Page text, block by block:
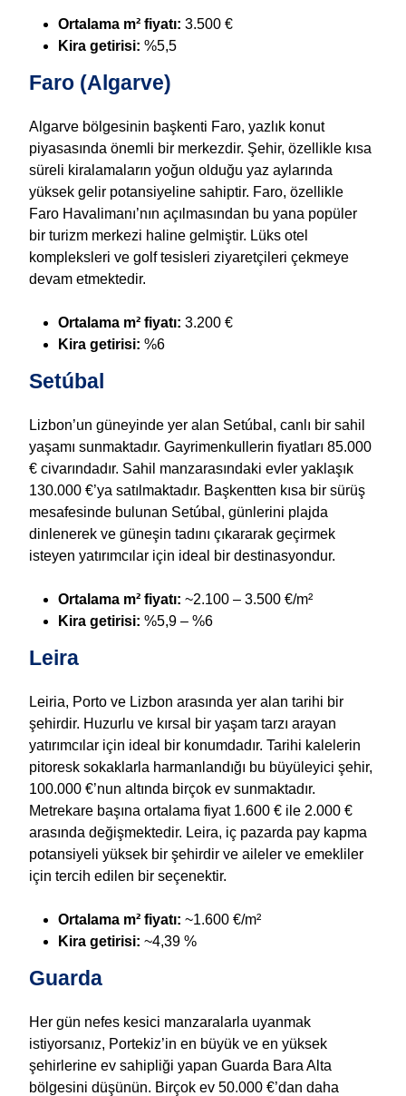
Ortalama m² fiyatı: 3.500 €
Kira getirisi:%5,5
Faro (Algarve)
Algarve bölgesinin başkenti Faro, yazlık konut
piyasasında önemli bir merkezdir. Şehir, özellikle kısa
süreli kiralamaların yoğun olduğu yaz aylarında
yüksek gelir potansiyeline sahiptir. Faro, özellikle
Faro Havalimanı’nın açılmasından bu yana popüler
bir turizm merkezi haline gelmiştir. Lüks otel
kompleksleri ve golf tesisleri ziyaretçileri çekmeye
devam etmektedir.
Ortalama m² fiyatı: 3.200 €
Kira getirisi: %6
Setúbal
Lizbon’un güneyinde yer alan Setúbal, canlı bir sahil
yaşamı sunmaktadır. Gayrimenkullerin fiyatları 85.000
€ civarındadır. Sahil manzarasındaki evler yaklaşık
130.000 €’ya satılmaktadır. Başkentten kısa bir sürüş
mesafesinde bulunan Setúbal, günlerini plajda
dinlenerek ve güneşin tadını çıkararak geçirmek
isteyen yatırımcılar için ideal bir destinasyondur.
Ortalama m² fiyatı: ~2.100 – 3.500 €/m²
Kira getirisi: %5,9 – %6
Leira
Leiria, Porto ve Lizbon arasında yer alan tarihi bir
şehirdir. Huzurlu ve kırsal bir yaşam tarzı arayan
yatırımcılar için ideal bir konumdadır. Tarihi kalelerin
pitoresk sokaklarla harmanlandığı bu büyüleyici şehir,
100.000 €’nun altında birçok ev sunmaktadır.
Metrekare başına ortalama fiyat 1.600 € ile 2.000 €
arasında değişmektedir. Leira, iç pazarda pay kapma
potansiyeli yüksek bir şehirdir ve aileler ve emekliler
için tercih edilen bir seçenektir.
Ortalama m² fiyatı: ~1.600 €/m²
Kira getirisi: ~4,39 %
Guarda
Her gün nefes kesici manzaralarla uyanmak
istiyorsanız, Portekiz’in en büyük ve en yüksek
şehirlerine ev sahipliği yapan Guarda Bara Alta
bölgesini düşünün. Birçok ev 50.000 €’dan daha